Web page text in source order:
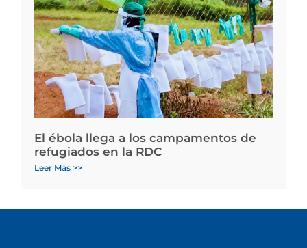
El ébola llega a los campamentos de
refugiados en la RDC
Leer Más >>